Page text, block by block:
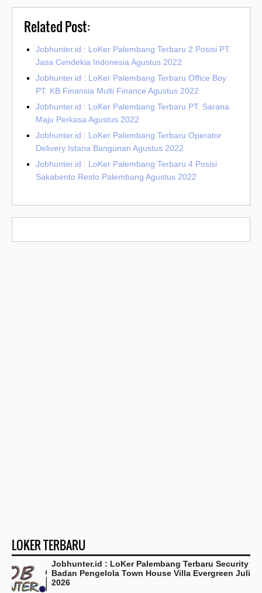
Related Post:
Jobhunter.id : LoKer Palembang Terbaru 2 Posisi PT.
Jasa Cendekia Indonesia Agustus 2022
Jobhunter.id : LoKer Palembang Terbaru Office Boy
PT. KB Finansia Multi Finance Agustus 2022
Jobhunter.id : LoKer Palembang Terbaru PT. Sarana
Maju Perkasa Agustus 2022
Jobhunter.id : LoKer Palembang Terbaru Operator
Delivery Istana Bangunan Agustus 2022
Jobhunter.id : LoKer Palembang Terbaru 4 Posisi
Sakabento Resto Palembang Agustus 2022
LOKER TERBARU
Jobhunter.id : LoKer Palembang Terbaru Security
Badan Pengelola Town House Villa Evergreen Juli
2026